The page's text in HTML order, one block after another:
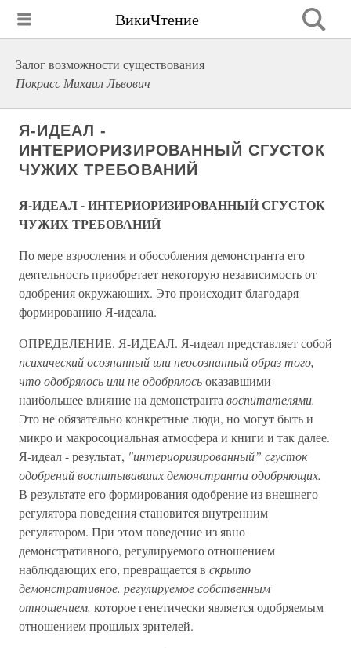
ВикиЧтение
Залог возможности существования
Покрасс Михаил Львович
Я-ИДЕАЛ -
ИНТЕРИОРИЗИРОВАННЫЙ СГУСТОК
ЧУЖИХ ТРЕБОВАНИЙ
Я-ИДЕАЛ - ИНТЕРИОРИЗИРОВАННЫЙ СГУСТОК
ЧУЖИХ ТРЕБОВАНИЙ
По мере взросления и обособления демонстранта его
деятельность приобретает некоторую независимость от
одобрения окружающих. Это происходит благодаря
формированию Я-идеала.
ОПРЕДЕЛЕНИЕ. Я-ИДЕАЛ. Я-идеал представляет собой
психический осознанный или неосознанный образ того,
что одобрялось или не одобрялосьоказавшими
наибольшее влияние на демонстранта воспитателями.
Это не обязательно конкретные люди, но могут быть и
микро и макросоциальная атмосфера и книги и так далее.
Я-идеал - результат, "интериоризированный” сгусток
одобрений воспитывавших демонстранта одобряющих.
В результате его формирования одобрение из внешнего
регулятора поведения становится внутренним
регулятором. При этом поведение из явно
демонстративного, регулируемого отношением
наблюдающих его, превращается в скрыто
демонстративное. регулируемое собственным
отношением, которое генетически является одобряемым
отношением прошлых зрителей.